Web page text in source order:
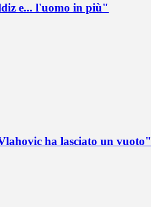
e... l'uomo in più"
ha lasciato un vuoto"